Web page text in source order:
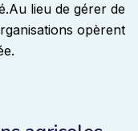
Au lieu de gérer de
opèrent
.